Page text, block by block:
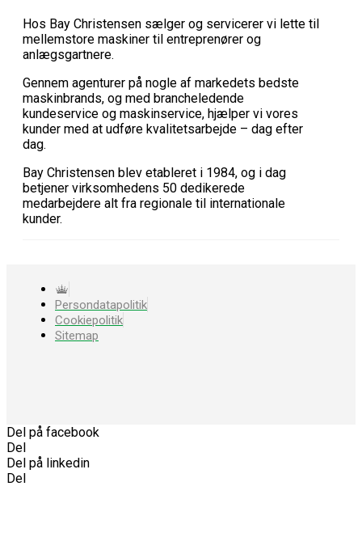
Hos Bay Christensen sælger og servicerer vi lette til
mellemstore maskiner til entreprenører og
anlægsgartnere.
Gennem agenturer på nogle af markedets bedste
maskinbrands, og med brancheledende
kundeservice og maskinservice, hjælper vi vores
kunder med at udføre kvalitetsarbejde – dag efter
dag.
Bay Christensen blev etableret i 1984, og i dag
betjener virksomhedens 50 dedikerede
medarbejdere alt fra regionale til internationale
kunder.
Persondatapolitik
Cookiepolitik
Sitemap
Del på facebook
Del
Del på linkedin
Del